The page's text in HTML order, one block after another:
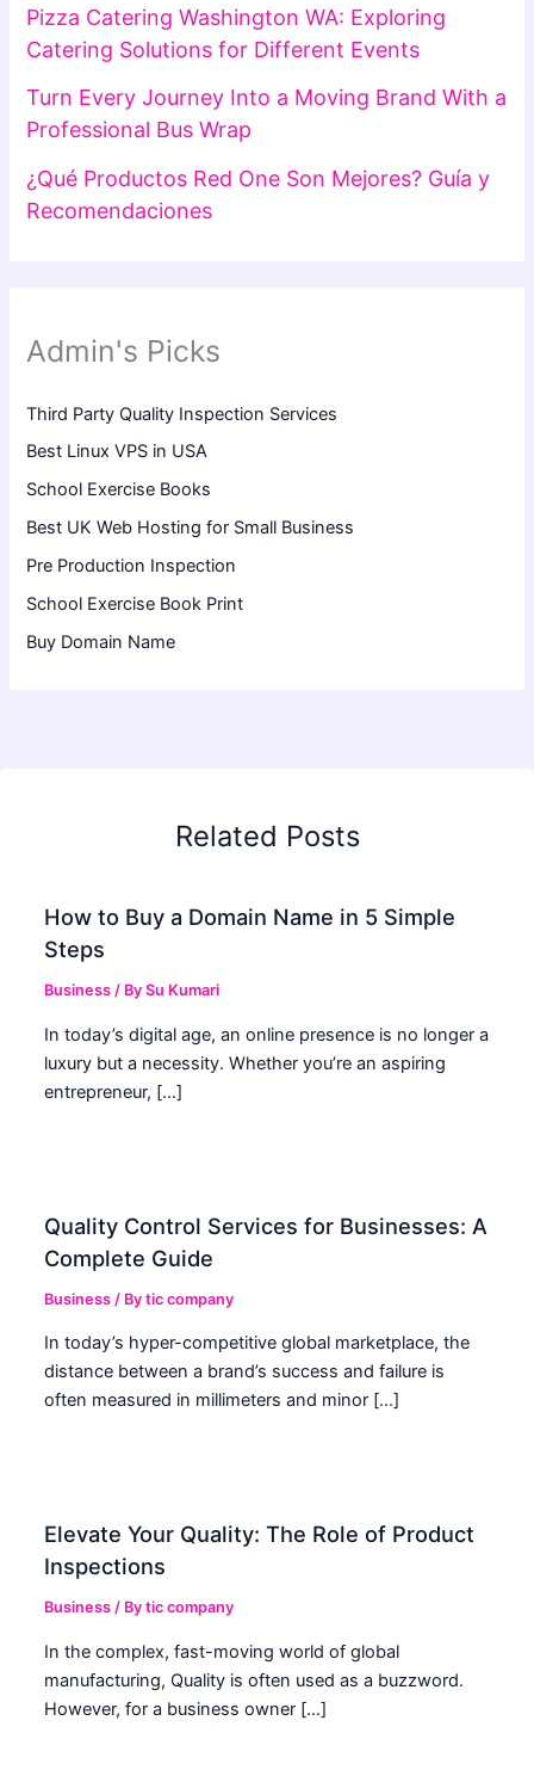
Pizza Catering Washington WA: Exploring
Catering Solutions for Different Events
Turn Every Journey Into a Moving Brand With a
Professional Bus Wrap
¿Qué Productos Red One Son Mejores? Guía y
Recomendaciones
Admin's Picks
Third Party Quality Inspection Services
Best Linux VPS in USA
School Exercise Books
Best UK Web Hosting for Small Business
Pre Production Inspection
School Exercise Book Print
Buy Domain Name
Related Posts
How to Buy a Domain Name in 5 Simple
Steps
Business / BySu Kumari
In today’s digital age, an online presence is no longer a
luxury but a necessity. Whether you’re an aspiring
entrepreneur, […]
Quality Control Services for Businesses: A
Complete Guide
Business / Bytic company
In today’s hyper-competitive global marketplace, the
distance between a brand’s success and failure is
often measured in millimeters and minor […]
Elevate Your Quality: The Role of Product
Inspections
Business / Bytic company
In the complex, fast-moving world of global
manufacturing, Quality is often used as a buzzword.
However, for a business owner […]